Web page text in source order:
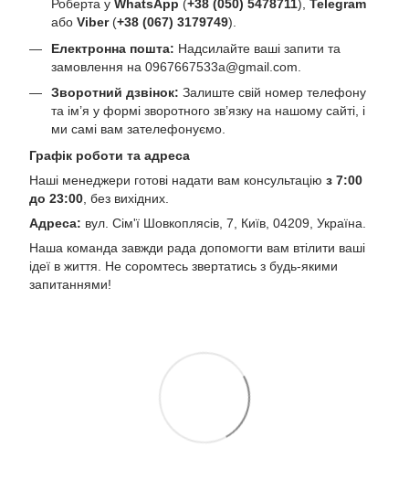
Роберта у WhatsApp (+38 (050) 5478711), Telegram
або Viber(+38 (067) 3179749).
Електронна пошта: Надсилайте ваші запити та
замовлення на 0967667533a@gmail.com
Зворотний дзвінок: Залиште свій номер телефону
та ім’я у формі зворотного зв’язку на нашому сайті, і
ми самі вам зателефонуємо.
Графік роботи та адреса
Наші менеджери готові надати вам консультацію з 7:00
до 23:00 , без вихідних.
Адреса: вул. Сім'ї Шовкоплясів, 7, Київ, 04209, Україна.
Наша команда завжди рада допомогти вам втілити ваші
ідеї в життя. Не соромтесь звертатись з будь-якими
запитаннями!